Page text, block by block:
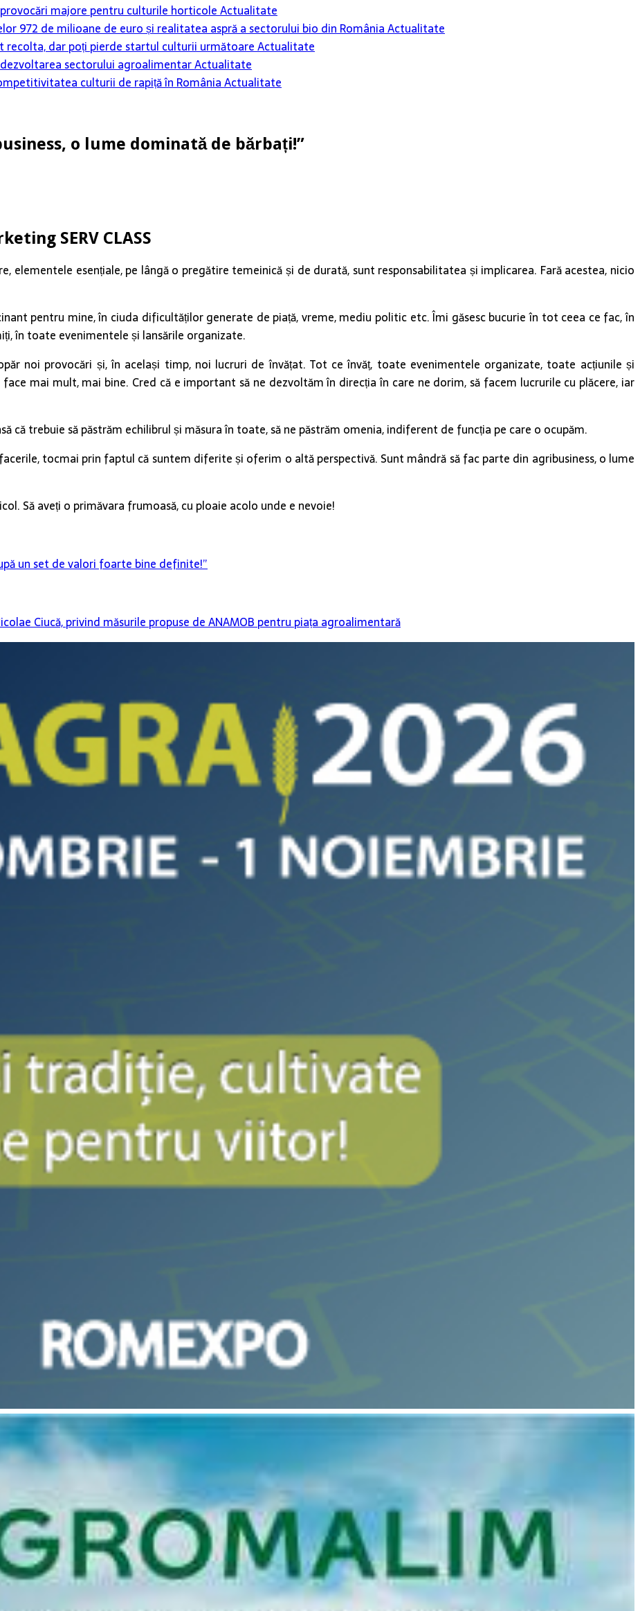
majore pentru culturile horticoleActualitate
972 de milioane de euro și realitatea aspră a sectorului bio din RomâniaActualitate
recolta, dar poți pierde startul culturii următoareActualitate
sectorului agroalimentarActualitate
culturii de rapiță în RomâniaActualitate
o lume dominată de bărbați!”
SERV CLASS
elementele esențiale, pe lângă o pregătire temeinică și de durată, sunt responsabilitatea și implicarea. Fară acestea, nicio
pentru mine, în ciuda dificultăților generate de piață, vreme, mediu politic etc. Îmi găsesc bucurie în tot ceea ce fac, în
în toate evenimentele și lansările organizate.
noi provocări și, în același timp, noi lucruri de învățat. Tot ce învăț, toate evenimentele organizate, toate acțiunile și
mai mult, mai bine. Cred că e important să ne dezvoltăm în direcția în care ne dorim, să facem lucrurile cu plăcere, iar
că trebuie să păstrăm echilibrul și măsura în toate, să ne păstrăm omenia, indiferent de funcția pe care o ocupăm.
tocmai prin faptul că suntem diferite și oferim o altă perspectivă. Sunt mândră să fac parte din agribusiness, o lume
Să aveți o primăvara frumoasă, cu ploaie acolo unde e nevoie!
un set de valori foarte bine definite!”
Ciucă, privind măsurile propuse de ANAMOB pentru piața agroalimentară